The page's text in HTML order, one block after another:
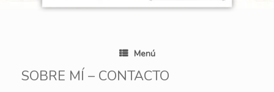
Menú
SOBRE MÍ – CONTACTO